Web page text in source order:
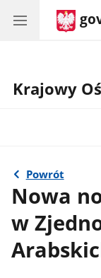
Krajowy
Powrót
Nowa
w